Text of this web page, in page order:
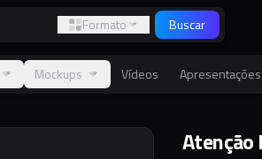
Formato Buscar
Mockups Vídeos Apresentações
Atenção